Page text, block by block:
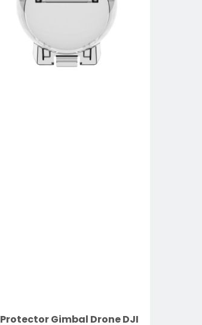
Protector Gimbal Drone DJI